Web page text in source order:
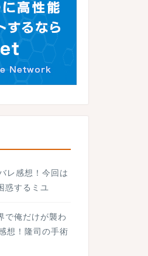
レ感想！今回は
惑するミユ
で俺だけが襲わ
想！隆司の手術